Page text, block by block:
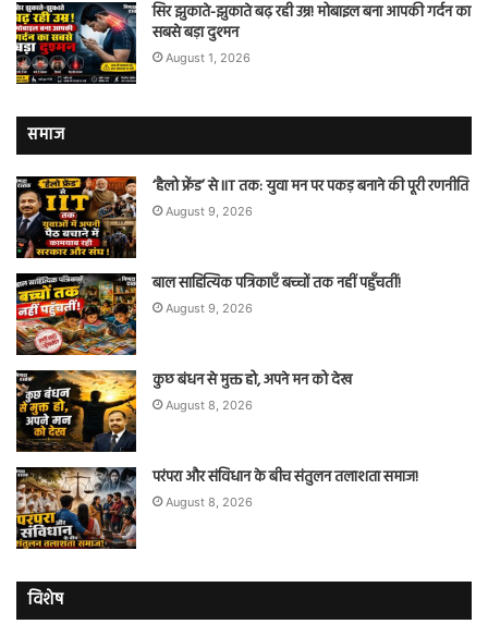
सिर झुकाते-झुकाते बढ़ रही उम्र! मोबाइल बना आपकी गर्दन का
सबसे बड़ा दुश्मन
August 1, 2026
समाज
‘हैलो फ्रेंड’ से IIT तक: युवा मन पर पकड़ बनाने की पूरी रणनीति
August 9, 2026
बाल साहित्यिक पत्रिकाएँ बच्चों तक नहीं पहुँचतीं!
August 9, 2026
कुछ बंधन से मुक्त हो, अपने मन को देख
August 8, 2026
परंपरा और संविधान के बीच संतुलन तलाशता समाज!
August 8, 2026
विशेष